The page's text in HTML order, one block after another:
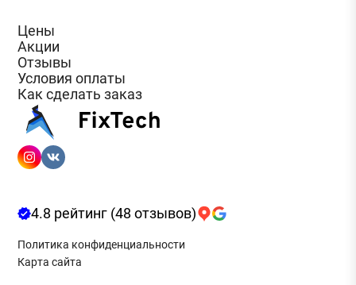
Цены
Акции
Отзывы
Условия оплаты
Как сделать заказ
4.8 рейтинг (48 отзывов)
Политика конфиденциальности
Карта сайта